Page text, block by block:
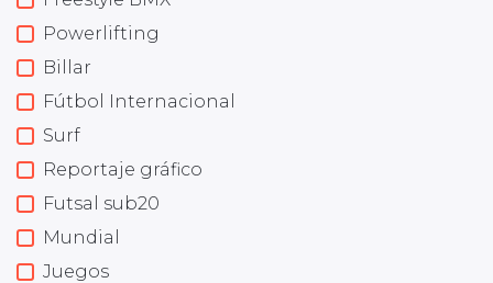
Powerlifting
Billar
Fútbol Internacional
Surf
Reportaje gráfico
Futsal sub20
Mundial
Juegos